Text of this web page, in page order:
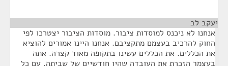
יעקב לב
אנחנו לא ניכנס למוסדות ציבור. מוסדות הציבור יצטרכו לפי
החוק להרכיב בעצמם מתקציבם. אנחנו היינו אמורים להוציא
את הכללים. את הכללים עשינו בתקופה מאוד קצרה. אתה
בעצמך הזכרת את העובדה שהיו חודשיים של שביתה. עם כל